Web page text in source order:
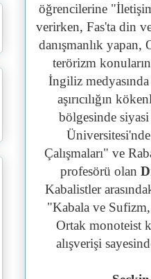
öğrencilerine
verirken, Fas'ta din
danışmanlık yapan,
terörizm
İngiliz
aşırıcılığın
bölgesinde
Çalışmaları" ve
profesörü olan
Kabalistler
"Kabala ve
Ortak monoteist
alışverişi